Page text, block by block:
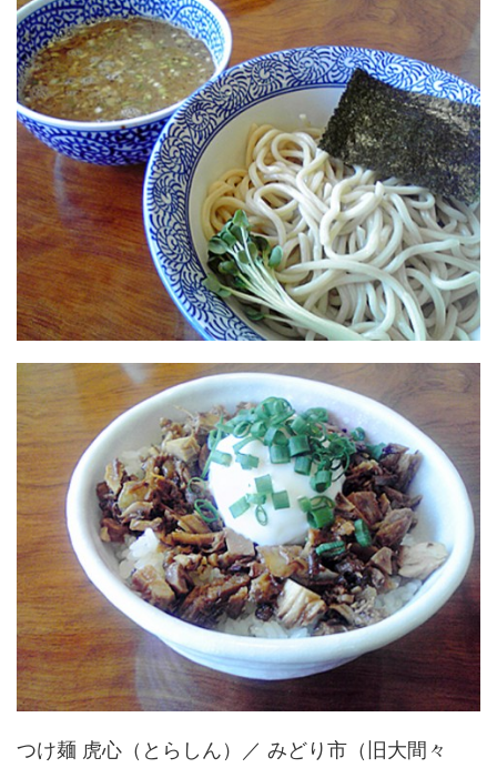
つけ麺 虎心（とらしん）／ みどり市（旧大間々